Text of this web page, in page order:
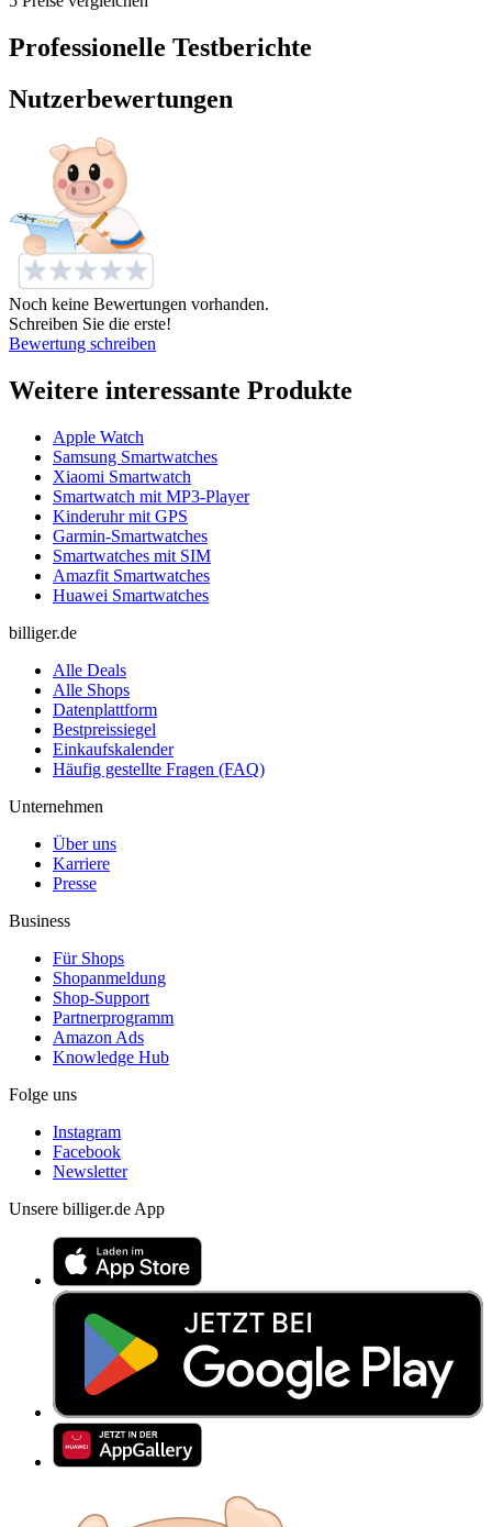
Professionelle Testberichte
Nutzerbewertungen
Noch keine Bewertungen vorhanden.
Schreiben Sie die erste!
Bewertung schreiben
Weitere interessante Produkte
Apple Watch
Samsung Smartwatches
Xiaomi Smartwatch
Smartwatch mit MP3-Player
Kinderuhr mit GPS
Garmin-Smartwatches
Smartwatches mit SIM
Amazfit Smartwatches
Huawei Smartwatches
billiger.de
Alle Deals
Alle Shops
Datenplattform
Bestpreissiegel
Einkaufskalender
Häufig gestellte Fragen (FAQ)
Unternehmen
Über uns
Karriere
Presse
Business
Für Shops
Shopanmeldung
Shop-Support
Partnerprogramm
Amazon Ads
Knowledge Hub
Folge uns
Instagram
Facebook
Newsletter
Unsere billiger.de App